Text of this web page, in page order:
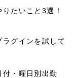
たいこと3選！
グインを試して
・曜日別出勤